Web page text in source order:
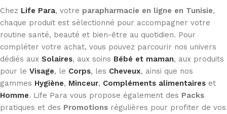
Chez Life Para, votre parapharmacie en ligne en Tunisie,
chaque produit est sélectionné pour accompagner votre
routine santé, beauté et bien-être au quotidien. Pour
compléter votre achat, vous pouvez parcourir nos univers
dédiés aux Solaires, aux soins Bébé et maman, aux produits
pour le Visage, le Corps, les Cheveux, ainsi que nos
gammes Hygiène, Minceur, Compléments alimentaires et
Homme. Life Para vous propose également des Packs
pratiques et des Promotions régulières pour profiter de vos